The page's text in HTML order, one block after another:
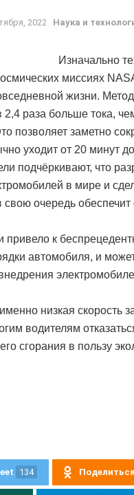
2022 Наука и
Изначально
миссиях
жизни. Метод
2,4 раза больше тока,
позволяет заметно
уходит от 20 минут
подчёркивают, что
в мире и
свою очередь
привело к
автомобиля, и
низкая скорость
водителям
сгорания в пользу
134 Поделиться